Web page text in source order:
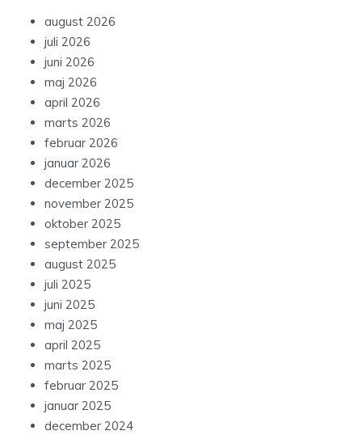
august 2026
juli 2026
juni 2026
maj 2026
april 2026
marts 2026
februar 2026
januar 2026
december 2025
november 2025
oktober 2025
september 2025
august 2025
juli 2025
juni 2025
maj 2025
april 2025
marts 2025
februar 2025
januar 2025
december 2024